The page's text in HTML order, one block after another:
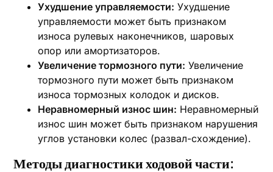
Ухудшение управляемости: Ухудшение
управляемости может быть признаком
износа рулевых наконечников, шаровых
опор или амортизаторов.
Увеличение тормозного пути: Увеличение
тормозного пути может быть признаком
износа тормозных колодок и дисков.
Неравномерный износ шин: Неравномерный
износ шин может быть признаком нарушения
углов установки колес (развал-схождение).
Методы диагностики ходовой части: